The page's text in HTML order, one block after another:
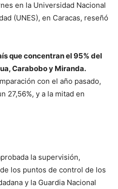
en la Universidad Nacional
(UNES), en Caracas, reseñó
que concentran el 95% del
Carabobo y Miranda.
con el año pasado,
27,56%, y a la mitad en
la supervisión,
los puntos de control de los
y la Guardia Nacional